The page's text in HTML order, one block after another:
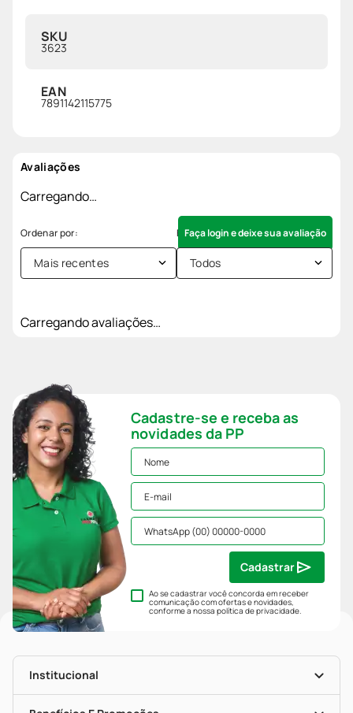
SKU
3623
EAN
7891142115775
Avaliações
Carregando…
Faça login e deixe sua avaliação
Mais recentes Todos
Carregando avaliações…
Cadastre-se e receba as
novidades da PP
Ao se cadastrar você concorda em receber
comunicação com ofertas e novidades,
conforme a nossapolítica de privacidade.
Cadastrar
Institucional
História